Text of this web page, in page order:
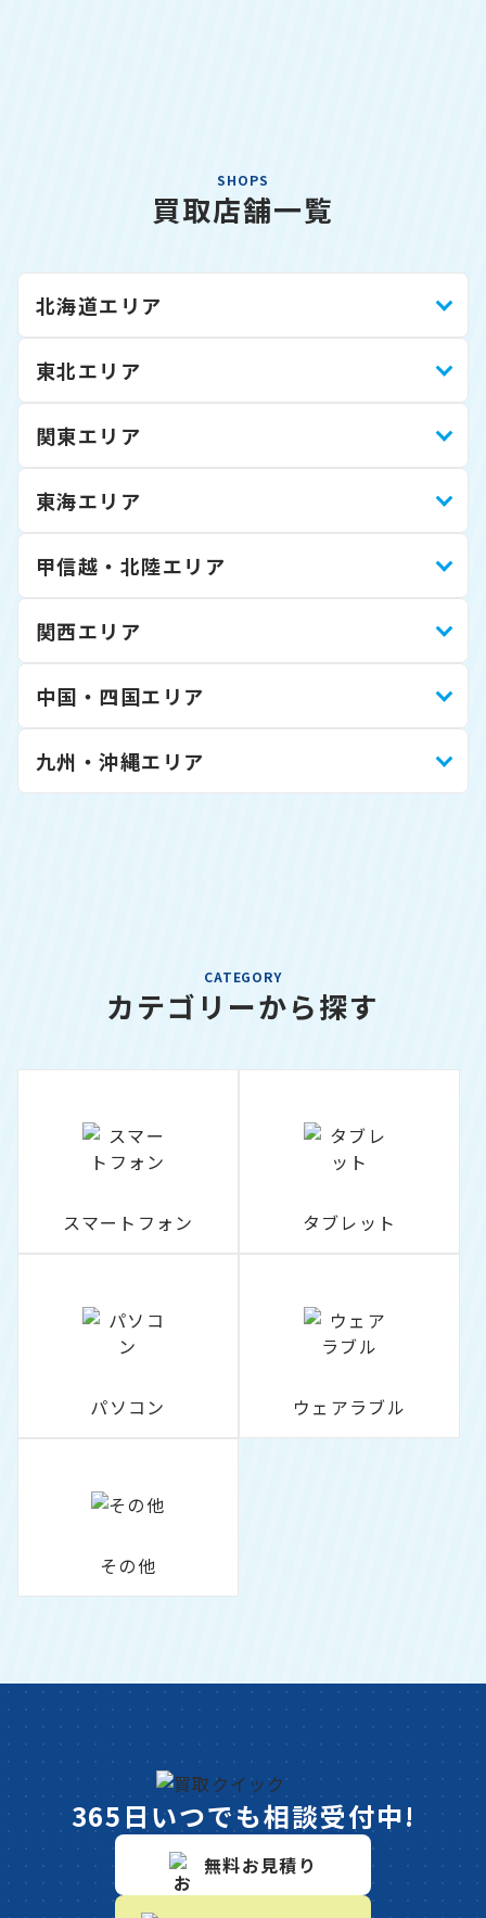
SHOPS
買取店舗一覧
北海道エリア
東北エリア
関東エリア
東海エリア
甲信越・北陸エリア
関西エリア
中国・四国エリア
九州・沖縄エリア
CATEGORY
カテゴリーから探す
スマートフォン タブレット
パソコン ウェアラブル
その他
365日いつでも相談受付中!
無料お見積り